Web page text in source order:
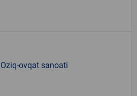
Oziq-ovqat sanoati